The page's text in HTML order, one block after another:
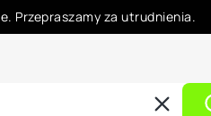
Przepraszamy za utrudnienia.
Wyczyść